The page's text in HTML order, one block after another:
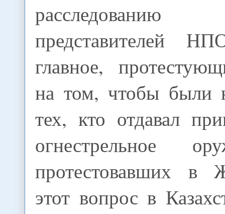
расследованию
представителей
главное,
на том, чтобы были
тех, кто отдавал
огнестрельное
протестовавших в
этот вопрос в